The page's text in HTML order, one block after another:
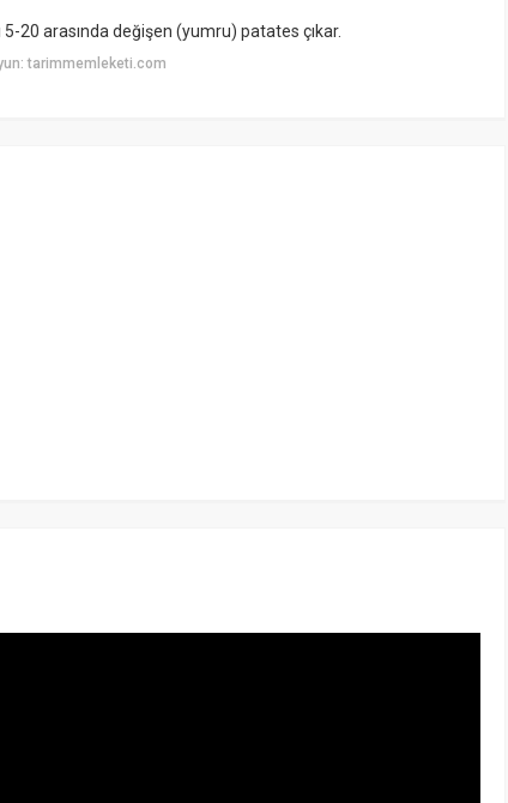
20 arasında değişen (yumru) patates çıkar.
tarimmemleketi.com